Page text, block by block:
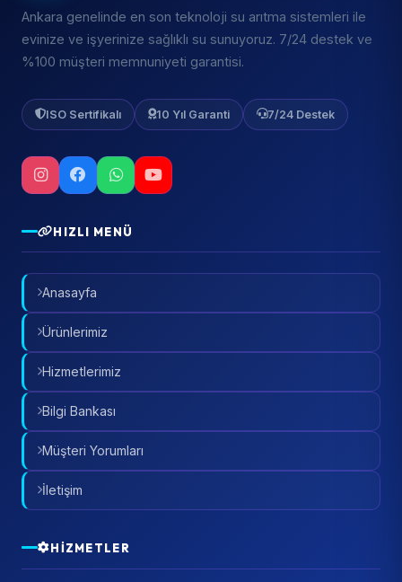
Ankara genelinde en son teknoloji su arıtma sistemleri ile
evinize ve işyerinize sağlıklı su sunuyoruz. 7/24 destek ve
%100 müşteri memnuniyeti garantisi.
ISO Sertifikalı 10 Yıl Garanti 7/24 Destek
HIZLI MENÜ
Anasayfa
Ürünlerimiz
Hizmetlerimiz
Bilgi Bankası
Müşteri Yorumları
İletişim
HIZMETLER